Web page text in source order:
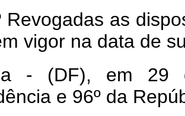
Revogadas as
vigor na data de
- (DF), em 29
e 96º da